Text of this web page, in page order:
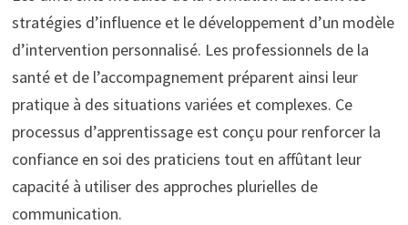
stratégies d’influence et le développement d’un modèle
d’intervention personnalisé. Les professionnels de la
santé et de l’accompagnement préparent ainsi leur
pratique à des situations variées et complexes. Ce
processus d’apprentissage est conçu pour renforcer la
confiance en soi des praticiens tout en affûtant leur
capacité à utiliser des approches plurielles de
communication.